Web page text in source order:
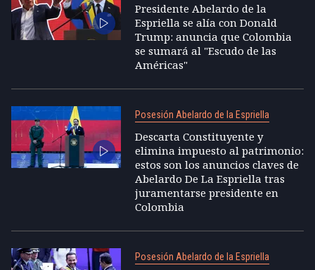
Presidente Abelardo de la
Espriella se alía con Donald
Trump: anuncia que Colombia
se sumará al "Escudo de las
Américas"
Posesión Abelardo de la Espriella
Descarta Constituyente y
elimina impuesto al patrimonio:
estos son los anuncios claves de
Abelardo De La Espriella tras
juramentarse presidente en
Colombia
Posesión Abelardo de la Espriella